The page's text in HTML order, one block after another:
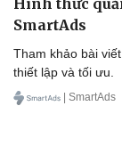
SmartAds
Tham khảo bài
thiết lập và tối ưu.
| SmartAds